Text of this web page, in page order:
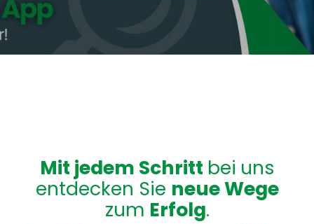
Mit jedem Schritt bei uns
entdecken Sie neue Wege
zum Erfolg.